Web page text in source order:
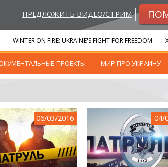
ПРЕДЛОЖИТЬ ВИДЕО/СТРИМ
ПРОЕКТЫ МИР ПРО УКРАИНУ
WINTER ON FIRE: UKRAINE'S FIGHT FOR FREEDOM
06/03/2016 04/